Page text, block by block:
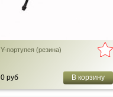
Y-портупея (резина)
0 руб В корзину